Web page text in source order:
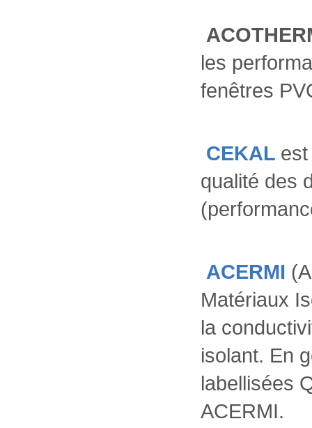
les
fenêtres
CEKAL
qualité des
ACERMI
Matériaux
la
isolant. En
labellisées
ACERMI.